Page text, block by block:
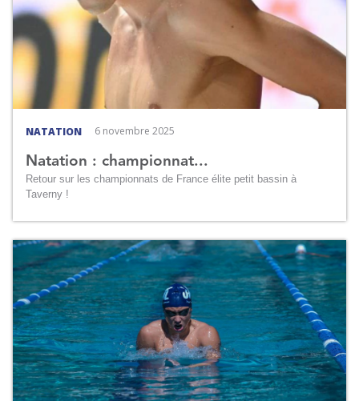
NATATION 6 novembre 2025
Natation : championnat...
Retour sur les championnats de France élite petit bassin à
Taverny !